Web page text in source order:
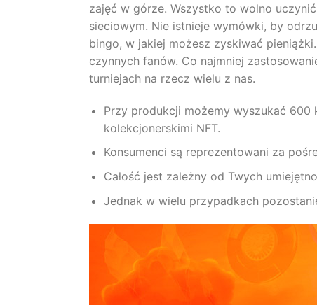
zajęć w górze. Wszystko to wolno
sieciowym. Nie istnieje wymówki, by
bingo, w jakiej możesz zyskiwać
czynnych fanów. Co najmniej
turniejach na rzecz wielu z nas.
Przy produkcji możemy wyszukać 600
kolekcjonerskimi NFT.
Konsumenci są reprezentowani za
Całość jest zależny od Twych
Jednak w wielu przypadkach